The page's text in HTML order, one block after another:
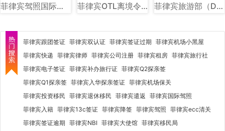
菲律宾驾照国际驾照图片样式 菲律宾OTL离境令图片样式讲解 菲律宾旅游部（DOT）图文讲解
菲律宾跟团签证 菲律宾双认证 菲律宾签证过期 菲律宾机场小黑屋
菲律宾快递 菲律宾律师 菲律宾公司注册 菲律宾租房 菲律宾旅行社
菲律宾电子签证 菲律宾补办旅行证 菲律宾Q2探亲签
菲律宾Q1探亲签 菲律宾入华探亲签证 菲律宾机场保关
菲律宾投资移民 菲律宾退休移民 菲律宾遣返
菲律宾国际驾照
菲律宾入籍 菲律宾13c签证 菲律宾降签 菲律宾驾照 菲律宾ecc清关
菲律宾签证逾期 菲律宾NBI 菲律宾大使馆 菲律宾移民局